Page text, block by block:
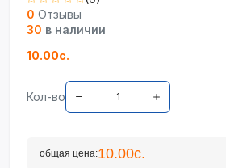
0 Отзывы
30 в наличии
10.00с.
Кол-во
общая цена:10.00с.